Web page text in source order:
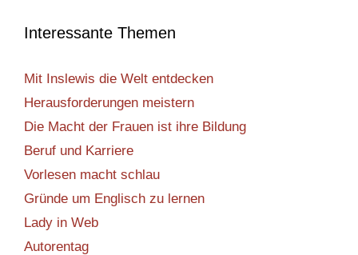
Interessante Themen
Mit Inslewis die Welt entdecken
Herausforderungen meistern
Die Macht der Frauen ist ihre Bildung
Beruf und Karriere
Vorlesen macht schlau
Gründe um Englisch zu lernen
Lady in Web
Autorentag